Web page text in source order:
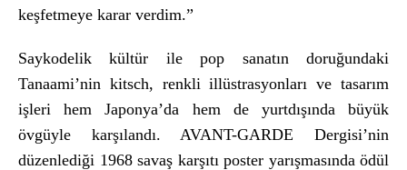
keşfetmeye karar verdim.”
Saykodelik kültür ile pop sanatın doruğundaki
Tanaami’nin kitsch, renkli illüstrasyonları ve tasarım
işleri hem Japonya’da hem de yurtdışında büyük
övgüyle karşılandı. AVANT-GARDE Dergisi’nin
düzenlediği 1968 savaş karşıtı poster yarışmasında ödül